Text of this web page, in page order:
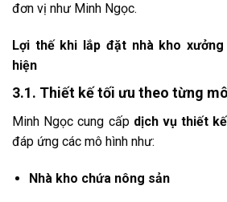
đơn vị như Minh Ngọc.
Lợi thế khi lắp đặt nhà kho
hiện
3.1. Thiết kế tối ưu theo từng
Minh Ngọc cung cấp dịch vụ thiết
đáp ứng các mô hình như:
Nhà kho chứa nông sản